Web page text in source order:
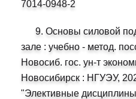
7014-0948-2
9. Основы силовой
зале : учебно - метод.
Новосиб. гос. ун-т
Новосибирск : НГУЭУ,
"Элективные